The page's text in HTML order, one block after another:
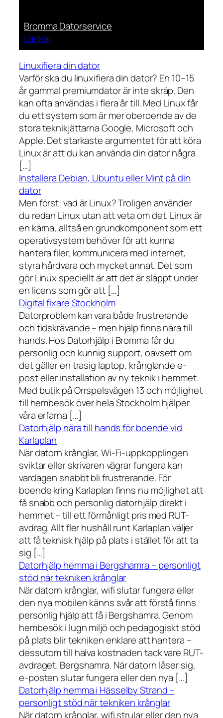
Bromma Datorservice
Länkar
Linuxifiera din dator
Varför ska du linuxifiera din dator? En 10–15
år gammal premiumdator är inte skräp. Den
kan ofta användas i flera år till. Med Linux får
du ett system som är mer oberoende av de
stora teknikjättarna Google, Microsoft och
Apple. Det starkaste argumentet för att köra
Linux är att du kan använda din dator några
[…]
Installera Debian, Ubuntu eller Mint på din
dator
Men först: vad är Linux? Troligen använder
du redan Linux utan att veta om det. Linux är
en kärna, alltså en grundkomponent som ett
operativsystem behöver för att kunna
hantera filer, kommunicera med internet,
styra hårdvara och mycket annat. Det som
gör Linux speciellt är att det är släppt under
en licens som gör att […]
Digital fixare Stockholm
Datorproblem kan vara både frustrerande
och tidskrävande – men hjälp finns nära till
hands. Hos Datorhjälp i Bromma får du
personlig och kunnig support, oavsett om
det gäller en trasig laptop, krånglande e-
post eller installation av ny teknik i hemmet.
Med butik på Orrspelsvägen 13 och möjlighet
till hembesök över hela Stockholm hjälper
våra erfarna […]
Datorhjälp nära till hands för boende vid
Karlaplan
När datorn krånglar, Wi-Fi-uppkopplingen
sviktar eller skrivaren vägrar fungera kan
vardagen snabbt bli frustrerande. För
boende kring Karlaplan finns nu möjlighet att
få snabb och personlig datorhjälp direkt i
hemmet – till ett förmånligt pris med RUT-
avdrag. Allt fler hushåll runt Karlaplan väljer
att få teknisk hjälp på plats i stället för att ta
sig […]
Datorhjälp hemma i Bergshamra – personligt
stöd när tekniken krånglar
När datorn krånglar, wifi slutar fungera eller
den nya mobilen känns svår att förstå finns
personlig hjälp att få i Bergshamra. Genom
hembesök i lugn miljö och pedagogiskt stöd
på plats blir tekniken enklare att hantera –
dessutom till halva kostnaden tack vare RUT-
avdraget. Bergshamra. När datorn låser sig,
e-posten slutar fungera eller den nya […]
Datorhjälp hemma i Hässelby Strand –
personligt stöd när tekniken krånglar
När datorn krånglar, wifi strular eller den nya